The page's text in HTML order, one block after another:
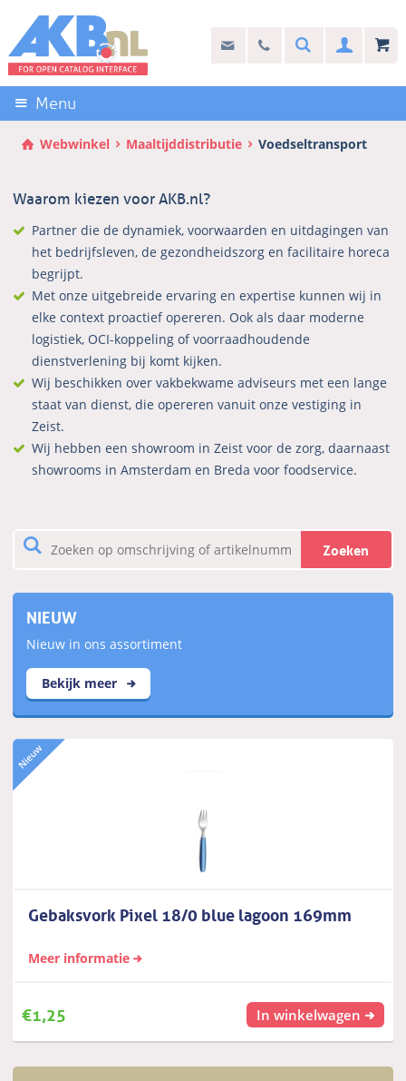
links
over
Direct
naar
de
inhoud
het
hoofdmenu
info@akb.nl
Stel uw vraag
030 69 50 814Search
Menu
Webwinkel Maaltijddistributie Voedseltransport
Waarom kiezen voor AKB.nl?
Partner die de dynamiek, voorwaarden en uitdagingen van
het bedrijfsleven, de gezondheidszorg en facilitaire horeca
begrijpt.
Met onze uitgebreide ervaring en expertise kunnen wij in
elke context proactief opereren. Ook als daar moderne
logistiek, OCI-koppeling of voorraadhoudende
dienstverlening bij komt kijken.
Wij beschikken over vakbekwame adviseurs met een lange
staat van dienst, die opereren vanuit onze vestiging in
Zeist.
Wij hebben een showroom in Zeist voor de zorg, daarnaast
showrooms in Amsterdam en Breda voor foodservice.
Zoeken
NIEUW
Nieuw in ons assortiment
Bekijk meer
Gebaksvork Pixel 18/0 blue lagoon 169mm
Meer informatie
€1,25 In winkelwagen